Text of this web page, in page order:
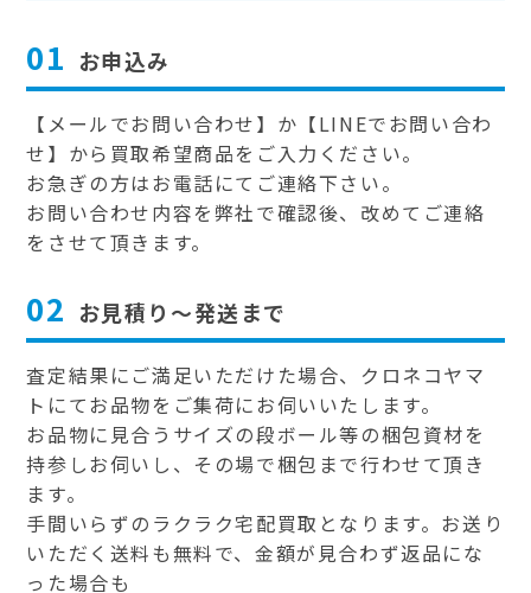
01 お申込み
【メールでお問い合わせ】か【LINEでお問い合わ
せ】から買取希望商品をご入力ください。
お急ぎの方はお電話にてご連絡下さい。
お問い合わせ内容を弊社で確認後、改めてご連絡
をさせて頂きます。
02 お見積り～発送まで
査定結果にご満足いただけた場合、クロネコヤマ
トにてお品物をご集荷にお伺いいたします。
お品物に見合うサイズの段ボール等の梱包資材を
持参しお伺いし、その場で梱包まで行わせて頂き
ます。
手間いらずのラクラク宅配買取となります。お送り
いただく送料も無料で、金額が見合わず返品にな
った場合も